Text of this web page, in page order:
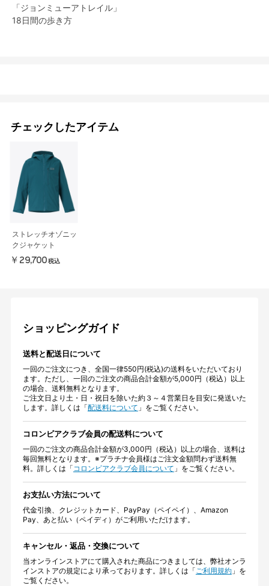
「ジョンミューアトレイル」
18日間の歩き方
チェックしたアイテム
ストレッチオゾニッ
クジャケット
￥29,700 税込
ショッピングガイド
送料と配送日について
一回のご注文につき、全国一律550円(税込)の送料をいただいており
ます。ただし、一回のご注文の商品合計金額が5,000円（税込）以上
の場合、送料無料となります。
ご注文日より土・日・祝日を除いた約３～４営業日を目安に発送いた
します。詳しくは「配送料について 」をご覧ください。
コロンビアクラブ会員の配送料について
一回のご注文の商品合計金額が3,000円（税込）以上の場合、送料は
毎回無料となります。※プラチナ会員様はご注文金額問わず送料無
料。詳しくは「コロンビアクラブ会員について 」をご覧ください。
お支払い方法について
代金引換、クレジットカード、PayPay（ペイペイ）、Amazon
Pay、あと払い（ペイディ）がご利用いただけます。
キャンセル・返品・交換について
当オンラインストアにて購入された商品につきましては、弊社オンラ
インストアの規定により承っております。詳しくは「ご利用規約」を
ご覧ください。